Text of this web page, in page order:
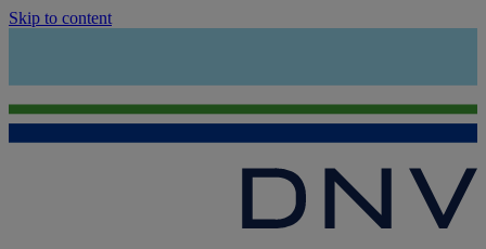
Skip to content